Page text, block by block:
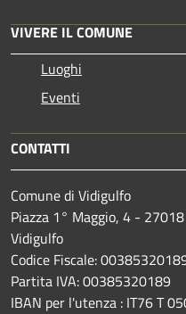
VIVERE IL COMUNE
Luoghi
Eventi
CONTATTI
Comune di Vidigulfo
Piazza 1° Maggio, 4 -
Vidigulfo
Codice Fiscale:
Partita IVA: 00385320189
IBAN per l'utenza : IT76 T